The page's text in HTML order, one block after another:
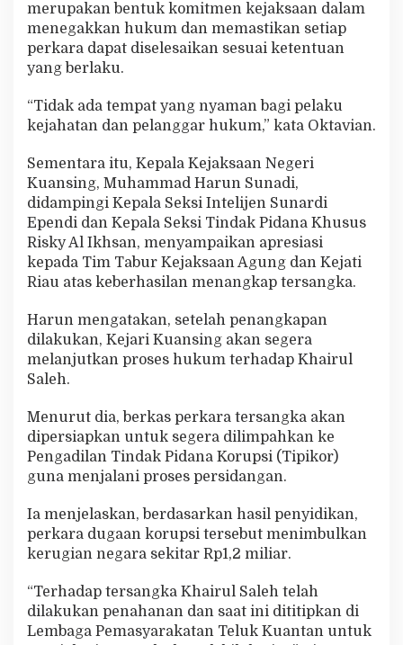
merupakan bentuk komitmen kejaksaan dalam
menegakkan hukum dan memastikan setiap
perkara dapat diselesaikan sesuai ketentuan
yang berlaku.
“Tidak ada tempat yang nyaman bagi pelaku
kejahatan dan pelanggar hukum,” kata Oktavian.
Sementara itu, Kepala Kejaksaan Negeri
Kuansing, Muhammad Harun Sunadi,
didampingi Kepala Seksi Intelijen Sunardi
Ependi dan Kepala Seksi Tindak Pidana Khusus
Risky Al Ikhsan, menyampaikan apresiasi
kepada Tim Tabur Kejaksaan Agung dan Kejati
Riau atas keberhasilan menangkap tersangka.
Harun mengatakan, setelah penangkapan
dilakukan, Kejari Kuansing akan segera
melanjutkan proses hukum terhadap Khairul
Saleh.
Menurut dia, berkas perkara tersangka akan
dipersiapkan untuk segera dilimpahkan ke
Pengadilan Tindak Pidana Korupsi (Tipikor)
guna menjalani proses persidangan.
Ia menjelaskan, berdasarkan hasil penyidikan,
perkara dugaan korupsi tersebut menimbulkan
kerugian negara sekitar Rp1,2 miliar.
“Terhadap tersangka Khairul Saleh telah
dilakukan penahanan dan saat ini dititipkan di
Lembaga Pemasyarakatan Teluk Kuantan untuk